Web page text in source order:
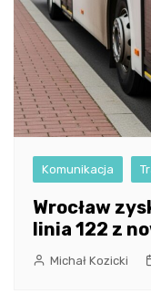
Komunikacja
Wrocław
linia 122 z
Michał Kozicki